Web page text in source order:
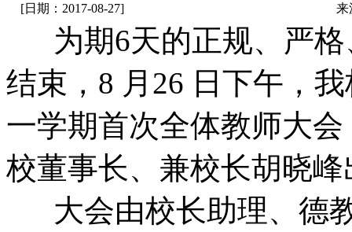
[日期：2017-08-27] 来
为期6天的正规、严格
结束，8 月26 日下午，
一学期首次全体教师大
校董事长、兼校长胡晓
大会由校长助理、德